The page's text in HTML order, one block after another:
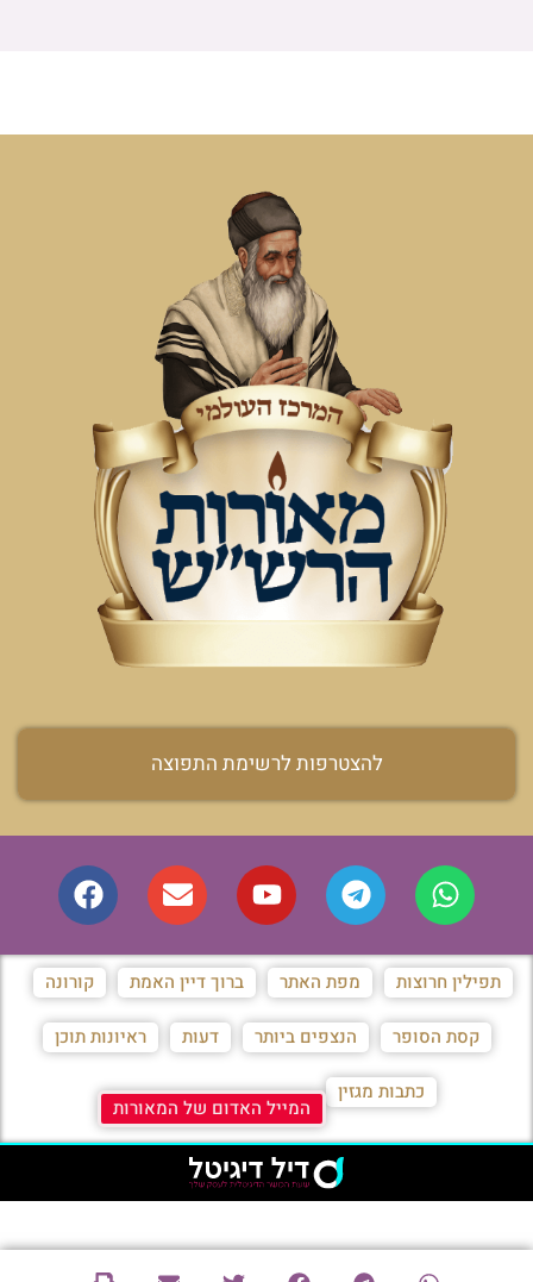
להצטרפות לרשימת התפוצה
תפילין חרוצות מפת האתר ברוך דיין האמת קורונה
קסת הסופר הנצפים ביותר דעות ראיונות תוכן
כתבות מגזין
המייל האדום של המאורות